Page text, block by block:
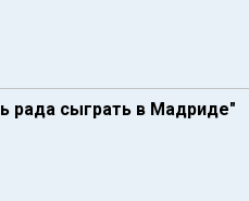
рада сыграть в Мадриде"